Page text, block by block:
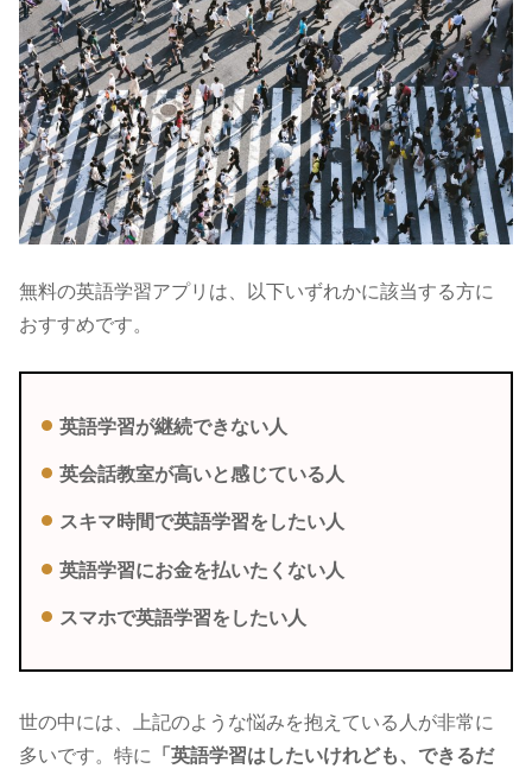
無料の英語学習アプリは、以下いずれかに該当する方に
おすすめです。
英語学習が継続できない人
英会話教室が高いと感じている人
スキマ時間で英語学習をしたい人
英語学習にお金を払いたくない人
スマホで英語学習をしたい人
世の中には、上記のような悩みを抱えている人が非常に
多いです。特に
「英語学習はしたいけれども、できるだ